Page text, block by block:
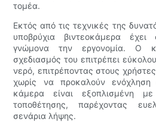
τομέα.
Εκτός από τις τεχνικές της
υποβρύχια βιντεοκάμερα έχει
γνώμονα την εργονομία. Ο
σχεδιασμός του επιτρέπει
νερό, επιτρέποντας στους
χωρίς να προκαλούν
κάμερα είναι εξοπλισμένη
τοποθέτησης, παρέχοντας
σενάρια λήψης.